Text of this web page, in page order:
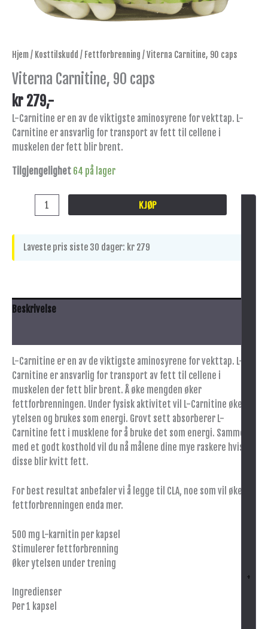
Hjem/ Kosttilskudd / Fettforbrenning / Viterna Carnitine, 90 caps
Viterna Carnitine, 90 caps
kr 279,-
L-Carnitine er en av de viktigste aminosyrene for vekttap. L-
Carnitine er ansvarlig for transport av fett til cellene i
muskelen der fett blir brent.
Tilgjengelighet 64 på lager
+
KJØP
Laveste pris siste 30 dager: kr 279
Beskrivelse
L-Carnitine er en av de viktigste aminosyrene for vekttap. L-
Carnitine er ansvarlig for transport av fett til cellene i
muskelen der fett blir brent. Å øke mengden øker
fettforbrenningen. Under fysisk aktivitet vil L-Carnitine øke
ytelsen og brukes som energi. Grovt sett absorberer L-
Carnitine fett i musklene for å bruke det som energi. Sammen
med et godt kosthold vil du nå målene dine mye raskere hvis
disse blir kvitt fett.
For best resultat anbefaler vi å legge til CLA, noe som vil øke
fettforbrenningen enda mer.
500 mg L-karnitin per kapsel
Stimulerer fettforbrenning
Øker ytelsen under trening
Ingredienser
Per 1 kapsel